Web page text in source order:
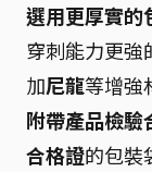
選用更厚實的
穿刺能力更強
加尼龍等增強
附帶產品檢驗
合格證的包裝